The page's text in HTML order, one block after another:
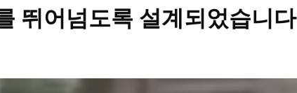
뛰어넘도록 설계되었습니다